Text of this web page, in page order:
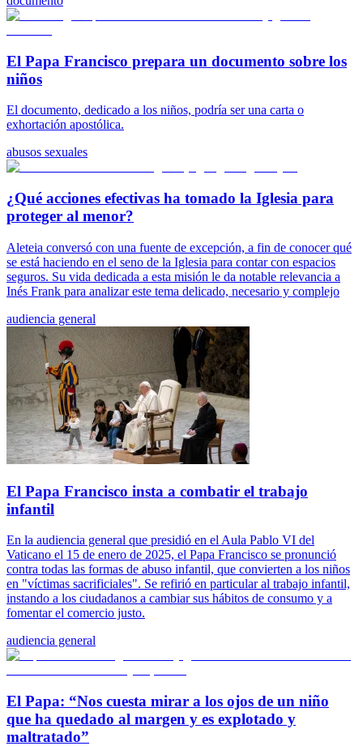
El Papa Francisco prepara un documento sobre los
niños
El documento, dedicado a los niños, podría ser una carta o
exhortación apostólica.
abusos sexuales
¿Qué acciones efectivas ha tomado la Iglesia para
proteger al menor?
Aleteia conversó con una fuente de excepción, a fin de conocer qué
se está haciendo en el seno de la Iglesia para contar con espacios
seguros. Su vida dedicada a esta misión le da notable relevancia a
Inés Frank para analizar este tema delicado, necesario y complejo
audiencia general
El Papa Francisco insta a combatir el trabajo
infantil
En la audiencia general que presidió en el Aula Pablo VI del
Vaticano el 15 de enero de 2025, el Papa Francisco se pronunció
contra todas las formas de abuso infantil, que convierten a los niños
en "víctimas sacrificiales". Se refirió en particular al trabajo infantil,
instando a los ciudadanos a cambiar sus hábitos de consumo y a
fomentar el comercio justo.
audiencia general
El Papa: “Nos cuesta mirar a los ojos de un niño
que ha quedado al margen y es explotado y
maltratado”